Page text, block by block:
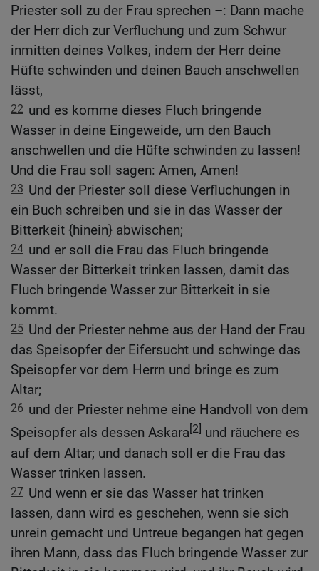
Priester soll zu der Frau sprechen –: Dann mache
der Herr dich zur Verfluchung und zum Schwur
inmitten deines Volkes, indem der Herr deine
Hüfte schwinden und deinen Bauch anschwellen
lässt,
22 und es komme dieses Fluch bringende
Wasser in deine Eingeweide, um den Bauch
anschwellen und die Hüfte schwinden zu lassen!
Und die Frau soll sagen: Amen, Amen!
23 Und der Priester soll diese Verfluchungen in
ein Buch schreiben und sie in das Wasser der
Bitterkeit {hinein} abwischen;
24 und er soll die Frau das Fluch bringende
Wasser der Bitterkeit trinken lassen, damit das
Fluch bringende Wasser zur Bitterkeit in sie
kommt.
25 Und der Priester nehme aus der Hand der Frau
das Speisopfer der Eifersucht und schwinge das
Speisopfer vor dem Herrn und bringe es zum
Altar;
26 und der Priester nehme eine Handvoll von dem
Speisopfer als dessen Askara[2] und räuchere es
auf dem Altar; und danach soll er die Frau das
Wasser trinken lassen.
27 Und wenn er sie das Wasser hat trinken
lassen, dann wird es geschehen, wenn sie sich
unrein gemacht und Untreue begangen hat gegen
ihren Mann, dass das Fluch bringende Wasser zur